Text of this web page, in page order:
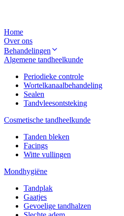
Home
Over ons
Behandelingen
Algemene tandheelkunde
Periodieke controle
Wortelkanaalbehandeling
Sealen
Tandvleesontsteking
Cosmetische tandheelkunde
Tanden bleken
Facings
Witte vullingen
Mondhygiëne
Tandplak
Gaatjes
Gevoelige tandhalzen